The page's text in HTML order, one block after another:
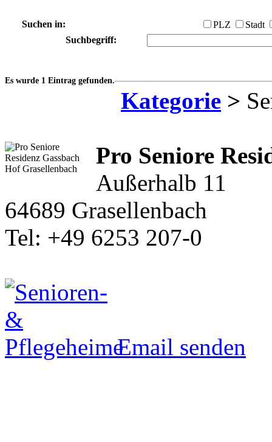
Suchen in: PLZ
Stadt
Suchbegriff:
Es wurde 1 Eintrag gefunden.
Kategorie >
Pro Seniore
Außerhalb 11
64689 Grasellenbach
Tel: +49 6253 207-0
Email senden